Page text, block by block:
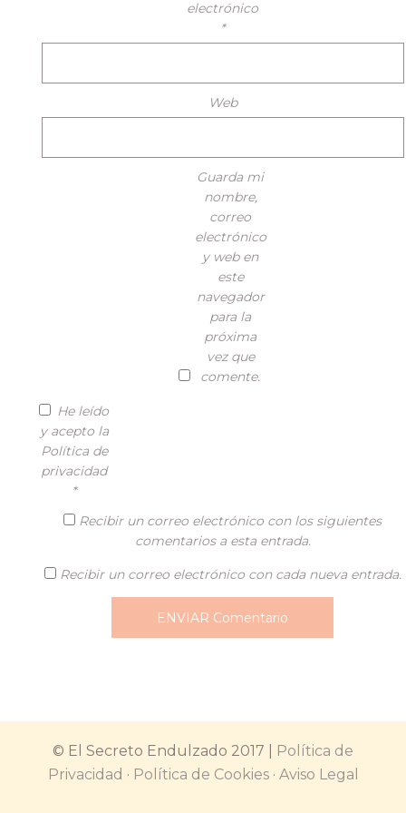
electrónico
*
Web
Guarda mi
nombre,
correo
electrónico
y web en
este
navegador
para la
próxima
vez que
comente.
He leído
y acepto la
Política de
privacidad
*
Recibir un correo electrónico con los siguientes
comentarios a esta entrada.
Recibir un correo electrónico con cada nueva entrada.
© El Secreto Endulzado 2017 |
Política de
Privacidad · Política de Cookies· Aviso Legal